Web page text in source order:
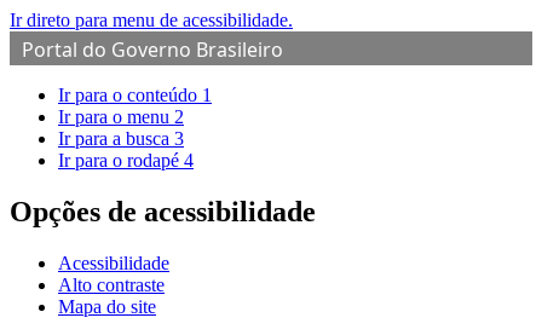
Ir direto para menu de acessibilidade.
Portal do Governo Brasileiro
Ir para o conteúdo 1
Ir para o menu 2
Ir para a busca 3
Ir para o rodapé 4
Opções de acessibilidade
Acessibilidade
Alto contraste
Mapa do site